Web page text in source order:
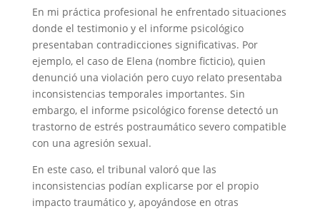
En mi práctica profesional he enfrentado situaciones
donde el testimonio y el informe psicológico
presentaban contradicciones significativas. Por
ejemplo, el caso de Elena (nombre ficticio), quien
denunció una violación pero cuyo relato presentaba
inconsistencias temporales importantes. Sin
embargo, el informe psicológico forense detectó un
trastorno de estrés postraumático severo compatible
con una agresión sexual.
En este caso, el tribunal valoró que las
inconsistencias podían explicarse por el propio
impacto traumático y, apoyándose en otras